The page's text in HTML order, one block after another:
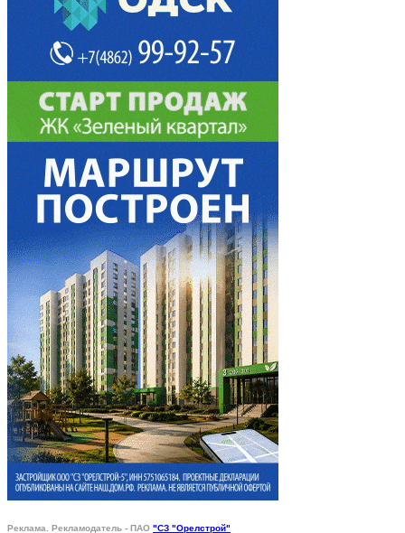
Реклама. Рекламодатель - ПАО "СЗ "Орелстрой"